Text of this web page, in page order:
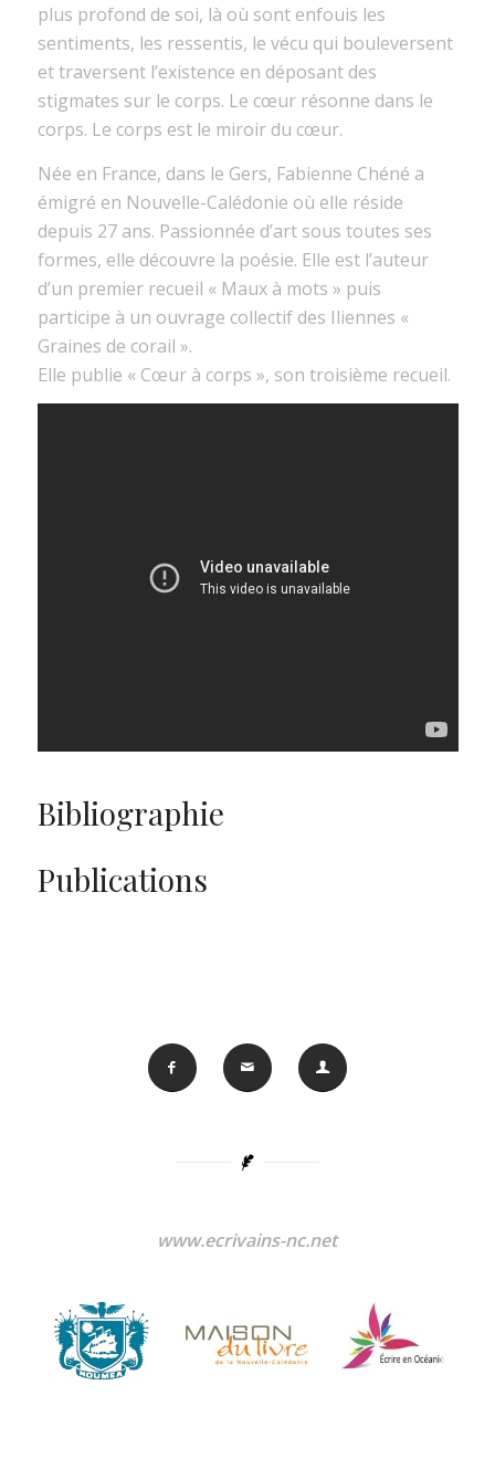
plus profond de soi, là où sont enfouis les
sentiments, les ressentis, le vécu qui bouleversent
et traversent l’existence en déposant des
stigmates sur le corps. Le cœur résonne dans le
corps. Le corps est le miroir du cœur.
Née en France, dans le Gers, Fabienne Chéné a
émigré en Nouvelle-Calédonie où elle réside
depuis 27 ans. Passionnée d’art sous toutes ses
formes, elle découvre la poésie. Elle est l’auteur
d’un premier recueil « Maux à mots » puis
participe à un ouvrage collectif des Iliennes «
Graines de corail ».
Elle publie « Cœur à corps », son troisième recueil.
Bibliographie
Publications
www.ecrivains-nc.net